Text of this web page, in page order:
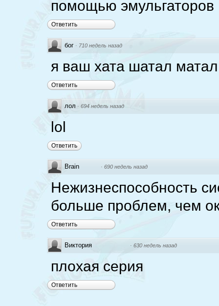
помощью эмульгаторов
Ответить
бог · 710 недель назад
я ваш хата шатал матал
Ответить
лол · 694 недель назад
lol
Ответить
Brain · 690 недель назад
Нежизнеспособность
больше проблем, чем
Ответить
Виктория · 630 недель назад
плохая серия
Ответить